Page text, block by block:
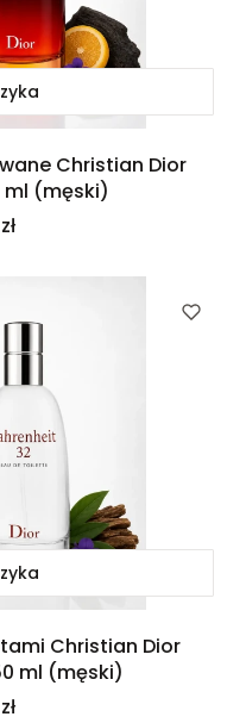
Christian Dior
ml (męski)
Christian Dior
ml (męski)